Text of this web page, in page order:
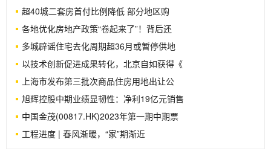
超40城二套房首付比例降低 部分地区购
各地优化房地产政策“卷起来了”！背后还
多城辟谣住宅去化周期超36月或暂停供地
以技术创新促进成果转化，北京自如获得《
上海市发布第三批次商品住房用地出让公
旭辉控股中期业绩显韧性：净利19亿元销售
中国金茂(00817.HK)2023年第一期中期票
工程进度 | 春风渐暖，“家”期渐近